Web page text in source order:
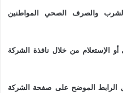
والصرف الصحي المواطنين
الإستعلام من خلال نافذة الشركة
الرابط الموضح على صفحة الشركة